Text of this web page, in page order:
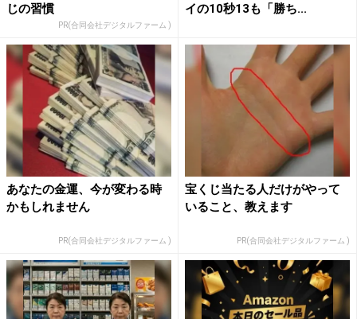
じの習慣
PR(合同会社デジタルファーム )
イの10秒13も「勝ち...
あなたの金運、今が変わる時
かもしれません
PR(合同会社デジタルファーム )
宝くじ当たる人だけがやって
いること、教えます
PR(合同会社デジタルファーム )